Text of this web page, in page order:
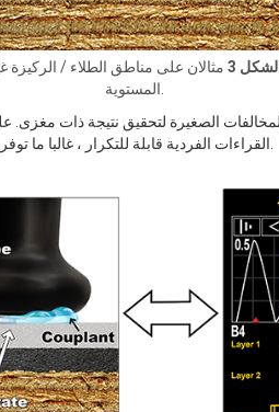
الشكل 3
مثالان على مناطق الطلاء / الركيزة
الصغيرة لتحقيق نتيجة ذات